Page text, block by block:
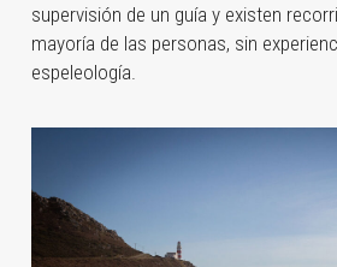
supervisión de un guía y existen
mayoría de las personas, sin
espeleología.